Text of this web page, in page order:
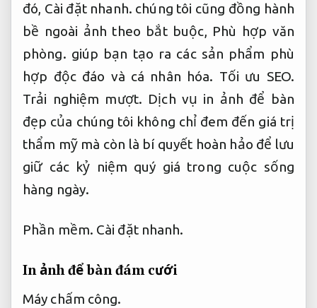
đó, Cài đặt nhanh. chúng tôi cũng đồng hành
bề ngoài ảnh theo bắt buộc, Phù hợp văn
phòng. giúp bạn tạo ra các sản phẩm phù
hợp độc đáo và cá nhân hóa. Tối ưu SEO.
Trải nghiệm mượt. Dịch vụ in ảnh để bàn
đẹp của chúng tôi không chỉ đem đến giá trị
thẩm mỹ mà còn là bí quyết hoàn hảo để lưu
giữ các kỷ niệm quý giá trong cuộc sống
hàng ngày.
Phần mềm. Cài đặt nhanh.
In ảnh để bàn đám cưới
Máy chấm công.